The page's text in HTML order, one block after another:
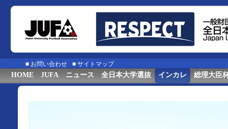
■ お問い合わせ ■ サイトマップ
HOME JUFA ニュース 全日本大学選抜 インカレ 総理大臣